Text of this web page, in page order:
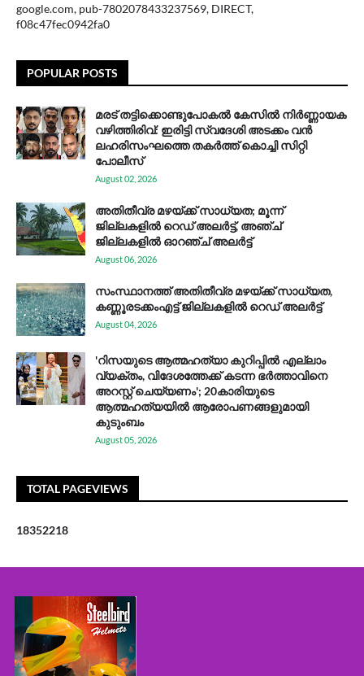
google.com, pub-7802078433237569, DIRECT,
f08c47fec0942fa0
POPULAR POSTS
മരട് തട്ടിക്കൊണ്ടുപോകൽ കേസിൽ നിർണ്ണായക
വഴിത്തിരിവ്: ഇരിട്ടി സ്വദേശി അടക്കം വൻ
ലഹരിസംഘത്തെ തകർത്ത് കൊച്ചി സിറ്റി
പോലീസ്
August 02, 2026
അതിതീവ്ര മഴയ്ക്ക് സാധ്യത; മൂന്ന്
ജില്ലകളിൽ റെഡ് അലർട്ട്, അഞ്ച്
ജില്ലകളിൽ ഓറഞ്ച് അലർട്ട്
August 06, 2026
സം​സ്ഥാ​ന​ത്ത് അ​തി​തീ​വ്ര മ​ഴ​യ്ക്ക് സാ​ധ്യ​ത,
കണ്ണൂരടക്കംഎ​ട്ട് ജി​ല്ല​ക​ളി​ൽ റെ​ഡ് അ​ലർ​ട്ട്
August 04, 2026
'റിസയുടെ ആത്മഹത്യാ കുറിപ്പിൽ എല്ലാം
വ്യക്തം, വിദേശത്തേക്ക് കടന്ന ഭർത്താവിനെ
അറസ്റ്റ് ചെയ്യണം'; 20കാരിയുടെ
ആത്മഹത്യയിൽ ആരോപണങ്ങളുമായി
കുടുംബം
August 05, 2026
TOTAL PAGEVIEWS
18352218